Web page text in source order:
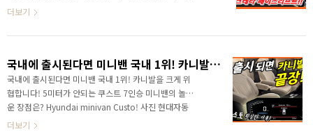
고 있는데... 출시하는 차량마다 긍정적인 반응..
료"를 통해서 비교 분석 자료를 제시하는 연못구름입니
현대가 만든 소형SUV 크레타의 조회수가 900만을 돌파
인도 시장에서 불티나게 판매되는 차량이죠! 그런데 이
차량이 투싼과 꼭 닮은 얼굴로 페이스리프트가 됩니다.
투싼 대중소야! ​# 하단 영상으로 보시면 보다 세부적인
정보를 확인할 수 있습니다. 안녕하세요? 연못구름입니
현대차그룹은 중국, 러시..
더보기
국내에 출시된다면 미니밴 국내 1위! 카니발을 크게 위협합니다! 5미터가 안되는 쿠스트 7인승 미니밴의 놀라운 장점은? Hyundai minivan Custo!
국내에 출시된다면 미니밴 국내 1위! 카니발을 크게 위
협합니다! 5미터가 안되는 쿠스트 7인승 미니밴의 놀라
운 장점은? Hyundai minivan Custo! 사진 현대자동
차 | 글, 연못구름 "단순 감"이 아닌 정확한 "수치자
더보기